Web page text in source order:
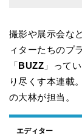
撮影や展示会な
ィターたちのプ
「BUZZ 」って
り尽くす本連載
の大林が担当。
エディター